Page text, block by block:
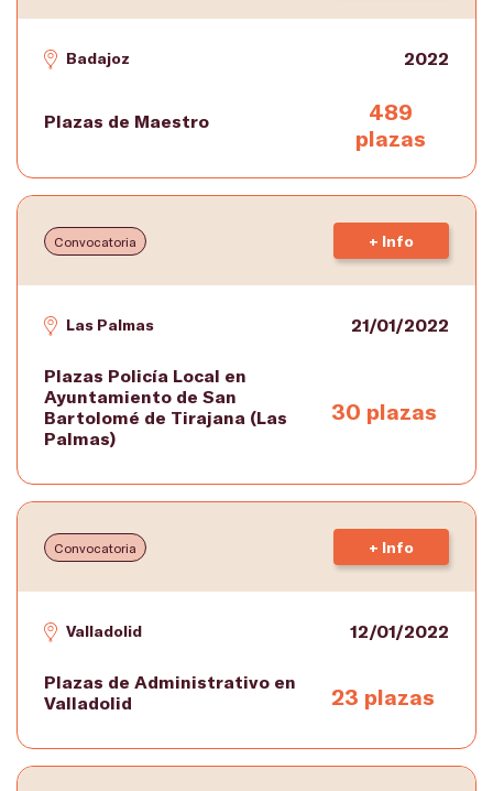
Badajoz 2022
Plazas de Maestro
489
plazas
Convocatoria + Info
Las Palmas 21/01/2022
Plazas Policía Local en
Ayuntamiento de San
Bartolomé de Tirajana (Las
Palmas)
30 plazas
Convocatoria + Info
Valladolid 12/01/2022
Plazas de Administrativo en
Valladolid
23 plazas